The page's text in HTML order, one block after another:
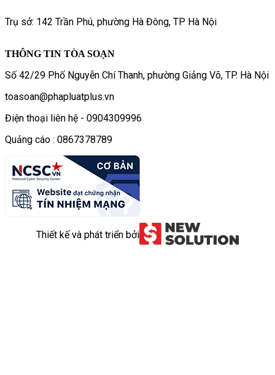
Trụ sở: 142 Trần Phú, phường Hà Đông, TP Hà Nội
THÔNG TIN TÒA SOẠN
Số 42/29 Phố Nguyễn Chí Thanh, phường Giảng Võ, TP. Hà Nội
toasoan@phapluatplus.vn
Điện thoại liên hệ - 0904309996
Quảng cáo : 0867378789
Thiết kế và phát triển bởi